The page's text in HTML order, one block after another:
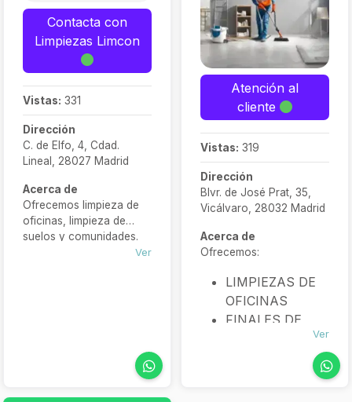
Contacta con
Limpiezas Limcon
Vistas: 331
Dirección
C. de Elfo, 4, Cdad.
Lineal, 28027 Madrid
Acerca de
Ofrecemos limpieza de
oficinas, limpieza de
suelos y comunidades.
También tenemos otrosVer
Atención al
cliente
Vistas: 319
Dirección
Blvr. de José Prat, 35,
Vicálvaro, 28032 Madrid
Acerca de
Ofrecemos:
LIMPIEZAS DE
OFICINAS
FINALES DE
VACACIONALES
Ver